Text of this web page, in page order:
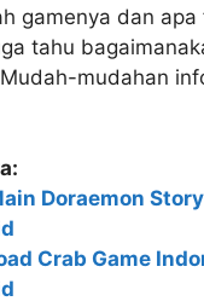
gamenya dan apa
tahu
mudahan
Doraemon
Crab Game